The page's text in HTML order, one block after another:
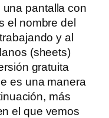
pantalla con
el nombre del
y al
(sheets)
gratuita
es una manera
más
el que vemos